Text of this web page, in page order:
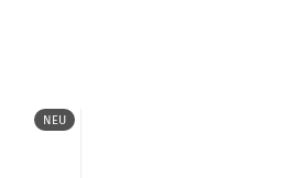
NEU